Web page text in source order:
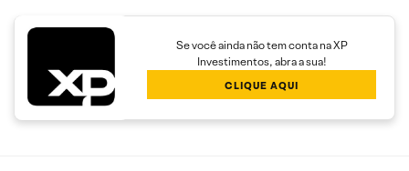
Se você ainda não tem conta na XP
Investimentos, abra a sua!
CLIQUE AQUI